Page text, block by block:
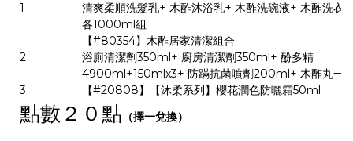
1
清爽柔順洗髮乳+ 木酢沐浴乳+ 木酢洗碗液+ 木酢洗衣
各1000ml組
2
【#80354】木酢居家清潔組合
浴廁清潔劑350ml+ 廚房清潔劑350ml+ 酚多精
4900ml+150mlx3+ 防蹣抗菌噴劑200ml+ 木酢丸一
3
【#20808】【沐柔系列】櫻花潤色防曬霜50ml
點數２０點 （擇一兌換）